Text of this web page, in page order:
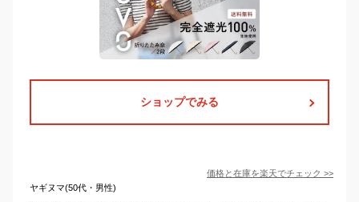
ショップでみる
価格と在庫を楽天でチェック >>
ヤギヌマ(50代・男性)